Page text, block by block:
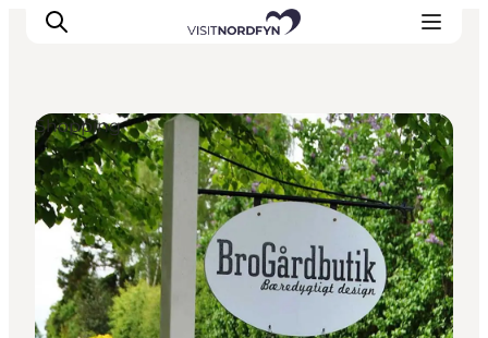
Oplev
Det sker
Spis og drik
Overnatning
Book oplevelser
Shopping